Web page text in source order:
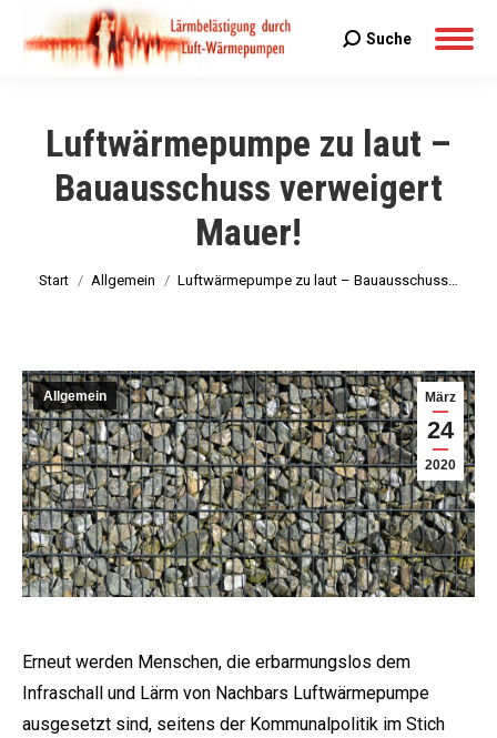
Search:
Suche
Luftwärmepumpe zu laut –
Bauausschuss verweigert
Mauer!
Sie befinden sich hier:
Start Allgemein Luftwärmepumpe zu laut – Bauausschuss…
März
24
2020
Allgemein
Erneut werden Menschen, die erbarmungslos dem
Infraschall und Lärm von Nachbars Luftwärmepumpe
ausgesetzt sind, seitens der Kommunalpolitik im Stich